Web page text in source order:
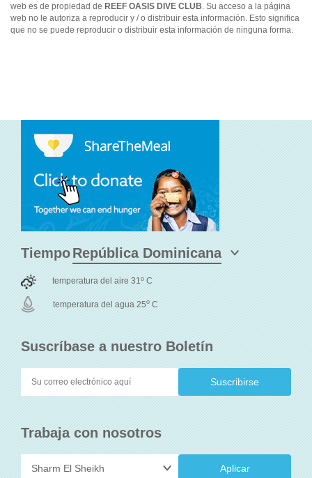
web es de propiedad de REEF OASIS DIVE CLUB. Su acceso a la página
web no le autoriza a reproducir y / o distribuir esta información. Esto significa
que no se puede reproducir o distribuir esta información de ninguna forma.
Suscríbase a nuestro Boletín
Trabaja con nosotros
Aplicar
Tiempo
temperatura del aire 31o C
temperatura del agua 25o C